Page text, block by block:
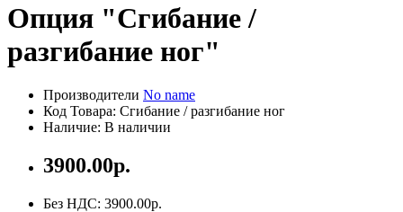
Опция "Сгибание /
разгибание ног"
Производители No name
Код Товара: Сгибание / разгибание ног
Наличие: В наличии
3900.00р.
Без НДС: 3900.00р.